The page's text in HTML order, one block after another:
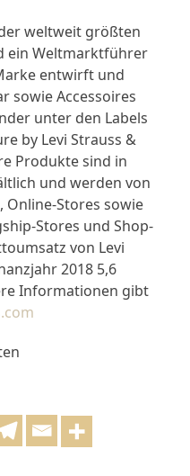
weltweit größten
ein Weltmarktführer
entwirft und
sowie Accessoires
unter den Labels
by Levi Strauss &
Produkte sind in
und werden von
Stores sowie
Stores und Shop-
von Levi
2018 5,6
Informationen gibt